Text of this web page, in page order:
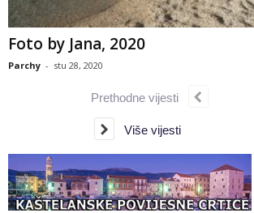
Foto by Jana, 2020
Parchy - stu 28, 2020
Prethodne vijesti
Više vijesti